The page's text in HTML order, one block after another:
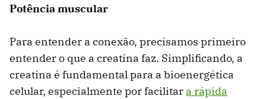
Potência muscular
Para entender a conexão, precisamos primeiro
entender o que a creatina faz. Simplificando, a
creatina é fundamental para a bioenergética
celular, especialmente por facilitar a rápida